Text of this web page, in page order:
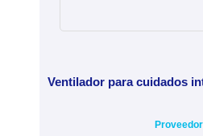
Ventilador para cuidados